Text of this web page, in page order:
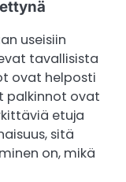
useisiin
tavallisista
ovat helposti
palkinnot ovat
etuja
sitä
on, mikä